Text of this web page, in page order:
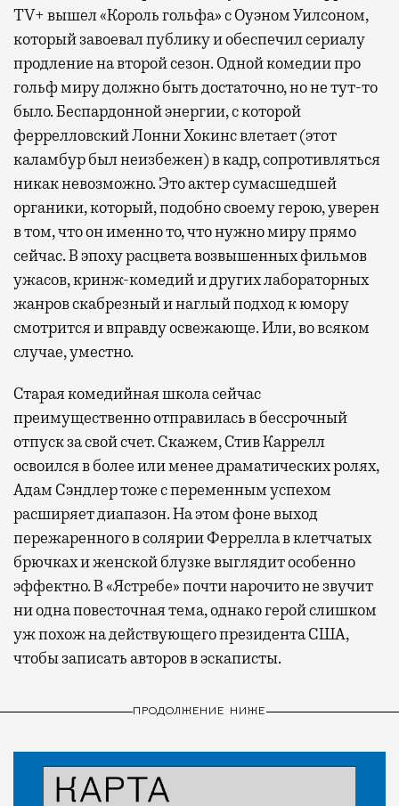
TV+ вышел «Король гольфа» с Оуэном Уилсоном,
который завоевал публику и обеспечил сериалу
продление на второй сезон. Одной комедии про
гольф миру должно быть достаточно, но не тут-то
было. Беспардонной энергии, с которой
феррелловский Лонни Хокинс влетает (этот
каламбур был неизбежен) в кадр, сопротивляться
никак невозможно. Это актер сумасшедшей
органики, который, подобно своему герою, уверен
в том, что он именно то, что нужно миру прямо
сейчас. В эпоху расцвета возвышенных фильмов
ужасов, кринж-комедий и других лабораторных
жанров скабрезный и наглый подход к юмору
смотрится и вправду освежающе. Или, во всяком
случае, уместно.
Старая комедийная школа сейчас
преимущественно отправилась в бессрочный
отпуск за свой счет. Скажем, Стив Каррелл
освоился в более или менее драматических ролях,
Адам Сэндлер тоже с переменным успехом
расширяет диапазон. На этом фоне выход
пережаренного в солярии Феррелла в клетчатых
брючках и женской блузке выглядит особенно
эффектно. В «Ястребе» почти нарочито не звучит
ни одна повесточная тема, однако герой слишком
уж похож на действующего президента США,
чтобы записать авторов в эскаписты.
ПРОДОЛЖЕНИЕ НИЖЕ